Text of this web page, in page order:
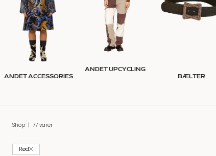
ANDET ACCESSORIES
ANDET UPCYCLING
BÆLTER
Shop | 77 varer
Rød